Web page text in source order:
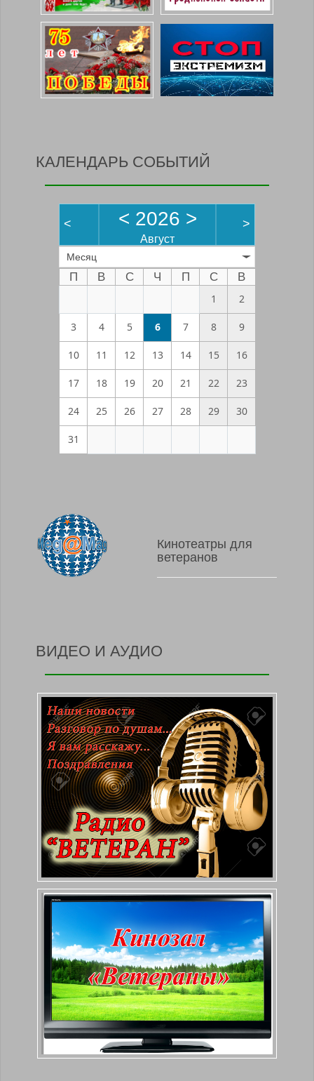
КАЛЕНДАРЬ СОБЫТИЙ
< < 2026 >
Август
>
Месяц
П В С Ч П С
В
1
2
3 4 5 6 7 8 9
10 11 12 13 14 15 16
17 18 19 20 21 22 23
24 25 26 27 28 29 30
31
Кинотеатры для
ветеранов
ВИДЕО И АУДИО